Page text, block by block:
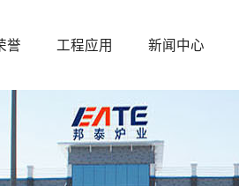
誉 工程应用 新闻中心